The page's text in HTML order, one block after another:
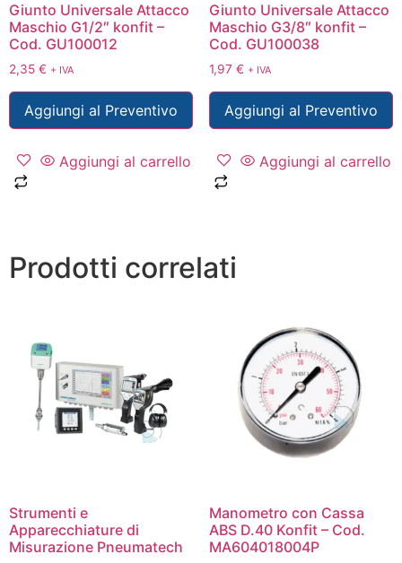
Giunto Universale Attacco
Maschio G1/2″ konfit –
Cod. GU100012
2,35 € + IVA
Aggiungi al Preventivo
Aggiungi al carrello
Giunto Universale Attacco
Maschio G3/8″ konfit –
Cod. GU100038
1,97 € + IVA
Aggiungi al Preventivo
Aggiungi al carrello
Prodotti correlati
Strumenti e
Apparecchiature di
Misurazione Pneumatech
Manometro con Cassa
ABS D.40 Konfit – Cod.
MA604018004P